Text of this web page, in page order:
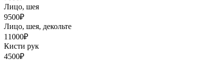
Лицо, шея
9500₽
Лицо, шея, декольте
11000₽
Кисти рук
4500₽